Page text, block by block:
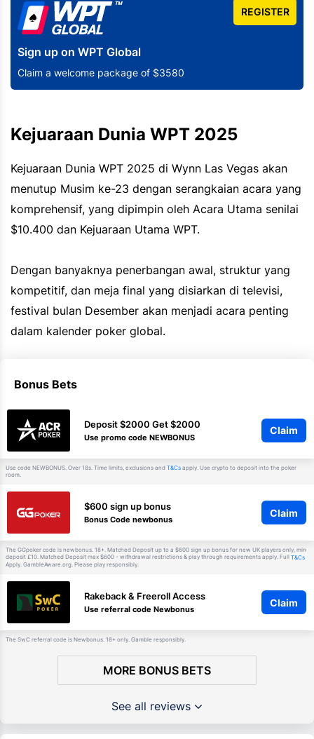
Sign up on WPT Global
Claim a welcome package of $3580
REGISTER
Kejuaraan Dunia WPT 2025
Kejuaraan Dunia WPT 2025 di Wynn Las Vegas akan
menutup Musim ke-23 dengan serangkaian acara yang
komprehensif, yang dipimpin oleh Acara Utama senilai
$10.400 dan Kejuaraan Utama WPT.
Dengan banyaknya penerbangan awal, struktur yang
kompetitif, dan meja final yang disiarkan di televisi,
festival bulan Desember akan menjadi acara penting
dalam kalender poker global.
Bonus Bets
Deposit $2000 Get $2000
Use promo code NEWBONUS
Claim
Use code NEWBONUS. Over 18s. Time limits, exclusions and T&Cs apply. Use crypto to deposit into the poker
room.
$600 sign up bonus
Bonus Code newbonus
Claim
The GGpoker code is newbonus. 18+. Matched Deposit up to a $600 sign up bonus for new UK players only, min
deposit £10. Matched Deposit max $600 - withdrawal restrictions & play through requirements apply. Full T&Cs
Apply. GambleAware.org. Please play responsibly.
Rakeback & Freeroll Access
Use referral code Newbonus
Claim
The SwC referral code is Newbonus. 18+ only. Gamble responsibly.
MORE BONUS BETS
See all reviews